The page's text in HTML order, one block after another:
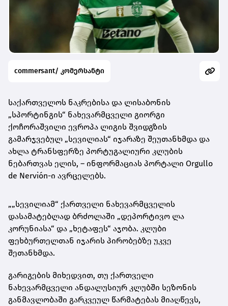
commersant/ კომერსანტი
საქართველოს ნაკრებისა და ლისაბონის
„სპორტინგის“ ნახევარმცველი გიორგი
ქოჩორაშვილი ევროპა ლიგის შვიდგზის
გამარჯვებულ „სევილიას“ იჯარაზე შეუთანხმდა და
ახლა ტრანსფერზე პორტუგალიური კლუბის
ნებართვას ელის, – ინფორმაციას პორტალი Orgullo
de Nervión-ი ავრცელებს.
„„სევილიამ“ ქართველი ნახევარმცველის
დასამატებლად ბრძოლაში „დეპორტივო ლა
კორუნიასა“ და „ხეტაფეს“ აჯობა. კლუბი
ფეხბურთელთან იჯარის პირობებზე უკვე
შეთანხმდა.
გარიგების მიხედვით, თუ ქართველი
ნახევარმცველი ანდალუსიურ კლუბში სეზონის
განმავლობაში გარკვეულ წარმატებას მიაღწევს,